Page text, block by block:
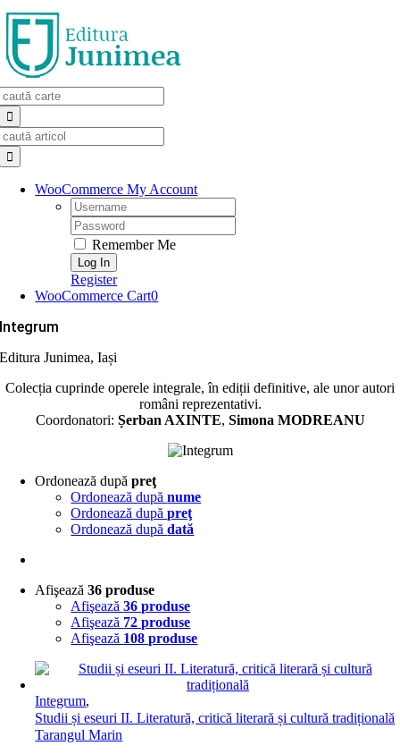
Skip
to
content
WooCommerce My Account
Username:
Password:
Remember Me
Register
WooCommerce Cart0
Integrum
Editura Junimea, Iași
Colecția cuprinde operele integrale, în ediții definitive, ale unor autori
români reprezentativi.
Coordonatori: Șerban AXINTE, Simona MODREANU
Ordonează dupăpreţ
Ordonează dupănume
Ordonează dupăpreţ
Ordonează dupădată
Afişează36 produse
Afişează36 produse
Afişează 72 produse
Afişează 108 produse
Integrum,
Studii și eseuri II. Literatură, critică literară și cultură tradițională
Tarangul Marin